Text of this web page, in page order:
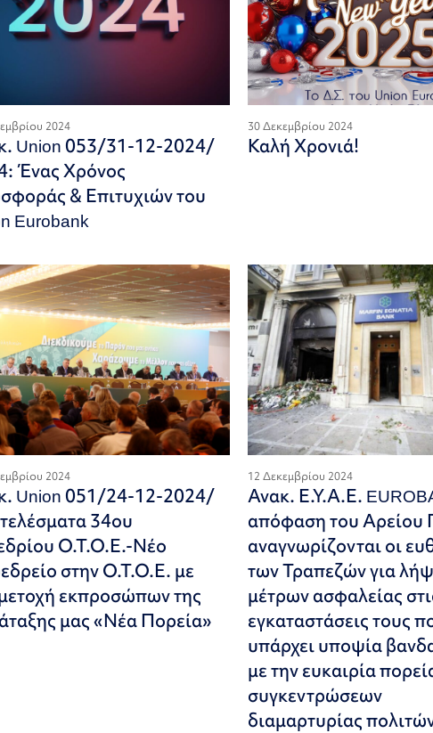
2024
Union 053/31-12-2024/
Ένας Χρόνος
& Επιτυχιών του
Eurobank
30 Δεκεμβρίου 2024
Καλή Χρονιά!
2024
Union 051/24-12-2024/
34ου
Ο.Τ.Ο.Ε.-Νέο
στην Ο.Τ.Ο.Ε. με
εκπροσώπων της
μας «Νέα Πορεία»
12 Δεκεμβρίου 2024
Ανακ. Ε.Υ.Α.Ε.
απόφαση του Αρείου
αναγνωρίζονται οι
των Τραπεζών για
μέτρων ασφαλείας
εγκαταστάσεις τους
υπάρχει υποψία
με την ευκαιρία
συγκεντρώσεων
διαμαρτυρίας